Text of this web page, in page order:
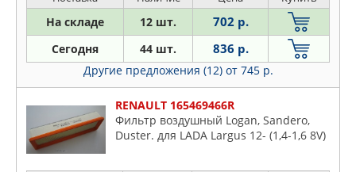
На складе 12 шт. 702 р.
Сегодня 44 шт. 836 р.
Другие предложения (12) от 745 р.
RENAULT 165469466R
Фильтр воздушный Logan, Sandero,
Duster. для LADA Largus 12- (1,4-1,6 8V)